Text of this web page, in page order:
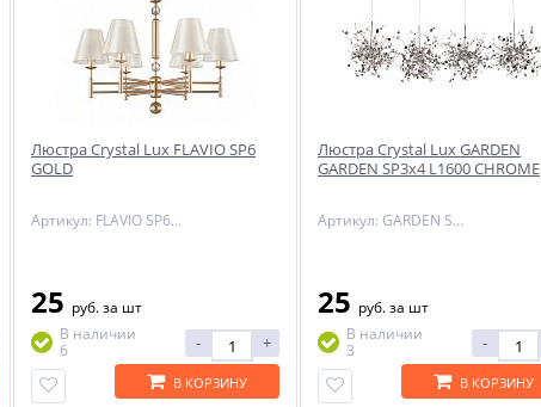
Люстра Crystal Lux FLAVIO SP6
GOLD
Артикул: FLAVIO SP6 GOLD
25 руб.за шт
В наличии
6
- +
В КОРЗИНУ
Люстра Crystal Lux GARDEN
GARDEN SP3х4 L1600 CHROME
Артикул: GARDEN SP3х4 L1600 CHROME
25 руб.за шт
В наличии
3
-
В КОРЗИНУ